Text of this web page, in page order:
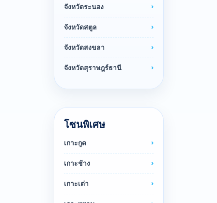
จังหวัดระนอง
จังหวัดสตูล
จังหวัดสงขลา
จังหวัดสุราษฎร์ธานี
โซนพิเศษ
เกาะกูด
เกาะช้าง
เกาะเต่า